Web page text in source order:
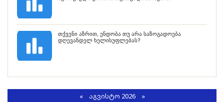
თქვენი აზრით, ენდობა თუ არა საზოგადოება
დღევანდელ ხელისუფლებას?
«ᲐᲒᲕᲘᲡᲢᲝ 2026 »